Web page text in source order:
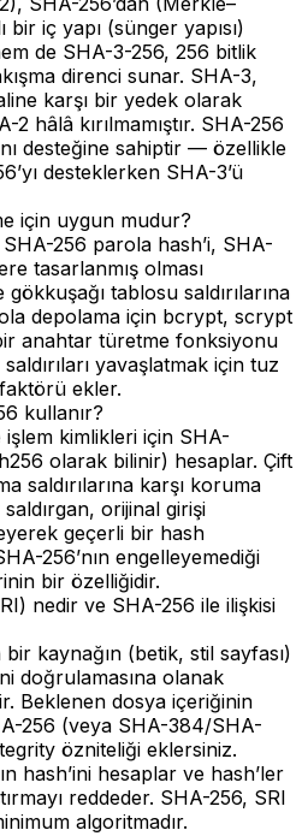
iç yapı (sünger yapısı)
de SHA-3-256, 256 bitlik
direnci sunar. SHA-3,
karşı bir yedek olarak
2 hâlâ kırılmamıştır. SHA-256
desteğine sahiptir — özellikle
desteklerken SHA-3’ü
için uygun mudur?
256 parola hash’i, SHA-
tasarlanmış olması
tablosu saldırılarına
depolama için bcrypt, scrypt
anahtar türetme fonksiyonu
yavaşlatmak için tuz
ekler.
kullanır?
işlem kimlikleri için SHA-
olarak bilinir) hesaplar. Çift
saldırılarına karşı koruma
orijinal girişi
geçerli bir hash
256’nın engelleyemediği
bir özelliğidir.
nedir ve SHA-256 ile ilişkisi
bir kaynağın (betik, stil sayfası)
doğrulamasına olanak
Beklenen dosya içeriğinin
256 (veya SHA-384/SHA-
özniteliği eklersiniz.
hash’ini hesaplar ve hash’ler
reddeder. SHA-256, SRI
algoritmadır.